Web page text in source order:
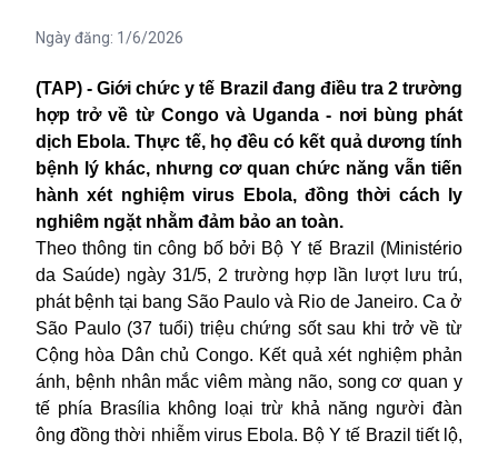
Ngày đăng: 1/6/2026
(TAP) - Giới chức y tế Brazil đang điều tra 2 trường
hợp trở về từ Congo và Uganda - nơi bùng phát
dịch Ebola. Thực tế, họ đều có kết quả dương tính
bệnh lý khác, nhưng cơ quan chức năng vẫn tiến
hành xét nghiệm virus Ebola, đồng thời cách ly
nghiêm ngặt nhằm đảm bảo an toàn.
Theo thông tin công bố bởi Bộ Y tế Brazil (Ministério
da Saúde) ngày 31/5, 2 trường hợp lần lượt lưu trú,
phát bệnh tại bang São Paulo và Rio de Janeiro. Ca ở
São Paulo (37 tuổi) triệu chứng sốt sau khi trở về từ
Cộng hòa Dân chủ Congo. Kết quả xét nghiệm phản
ánh, bệnh nhân mắc viêm màng não, song cơ quan y
tế phía Brasília không loại trừ khả năng người đàn
ông đồng thời nhiễm virus Ebola. Bộ Y tế Brazil tiết lộ,